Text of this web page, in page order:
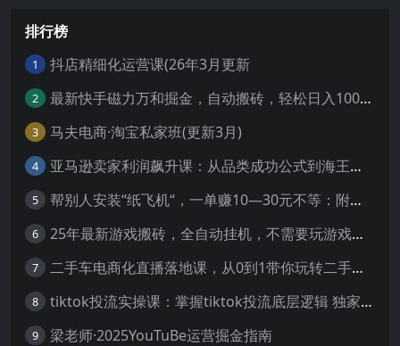
排行榜
1 抖店精细化运营课(26年3月更新
2 最新快手磁力万和掘金，自动搬砖，轻松日入100-200，操作简单
3 马夫电商·淘宝私家班(更新3月)
4 亚马逊卖家利润飙升课：从品类成功公式到海王打法，让每个SKU都成爆款一路飙升(更新26年3月
5 帮别人安装“纸飞机“，一单赚10—30元不等：附：免费节点
6 25年最新游戏搬砖，全自动挂机，不需要玩游戏，单手机操作日入300+
7 二手车电商化直播落地课，从0到1带你玩转二手车直播
8 tiktok投流实操课：掌握tiktok投流底层逻辑 独家TK投流玩法
9 梁老师·2025YouTuBe运营掘金指南